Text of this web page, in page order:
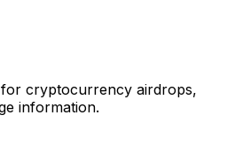
cryptocurrency airdrops,
information.